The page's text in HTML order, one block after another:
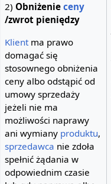
2) Obniżenie ceny
/zwrot pieniędzy
Klientma prawo
domagać się
stosownego obniżenia
ceny albo odstąpić od
umowy sprzedaży
jeżeli nie ma
możliwości naprawy
ani wymiany produktu,
sprzedawca nie zdoła
spełnić żądania w
odpowiednim czasie